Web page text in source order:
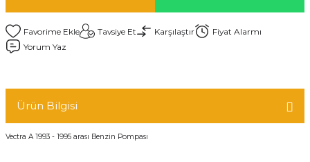
Tavsiye Et Karşılaştır
Fiyat Alarmı
Yorum Yaz
Ürün Bilgisi
Vectra A 1993 - 1995 arası Benzin Pompası